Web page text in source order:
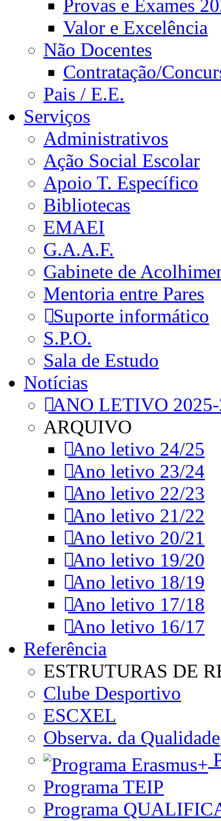
Provas e Exames
Valor e Excelência
Não Docentes
Contratação/
Pais / E.E.
Serviços
Administrativos
Ação Social Escolar
Apoio T. Específico
Bibliotecas
EMAEI
G.A.A.F.
Gabinete de
Mentoria entre Pares
Suporte informático
S.P.O.
Sala de Estudo
Notícias
ANO LETIVO
ARQUIVO
Ano letivo 24/25
Ano letivo 23/24
Ano letivo 22/23
Ano letivo 21/22
Ano letivo 20/21
Ano letivo 19/20
Ano letivo 18/19
Ano letivo 17/18
Ano letivo 16/17
Referência
ESTRUTURAS DE
Clube Desportivo
ESCXEL
Observa. da Qualidade
Programa TEIP
Programa